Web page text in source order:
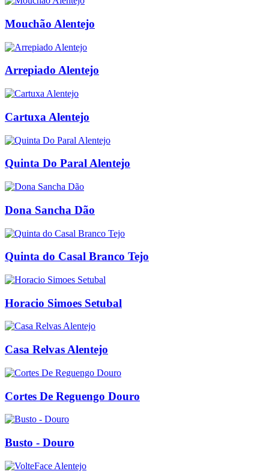
Mouchão Alentejo
Arrepiado Alentejo
Cartuxa Alentejo
Quinta Do Paral Alentejo
Dona Sancha Dão
Quinta do Casal Branco Tejo
Horacio Simoes Setubal
Casa Relvas Alentejo
Cortes De Reguengo Douro
Busto - Douro